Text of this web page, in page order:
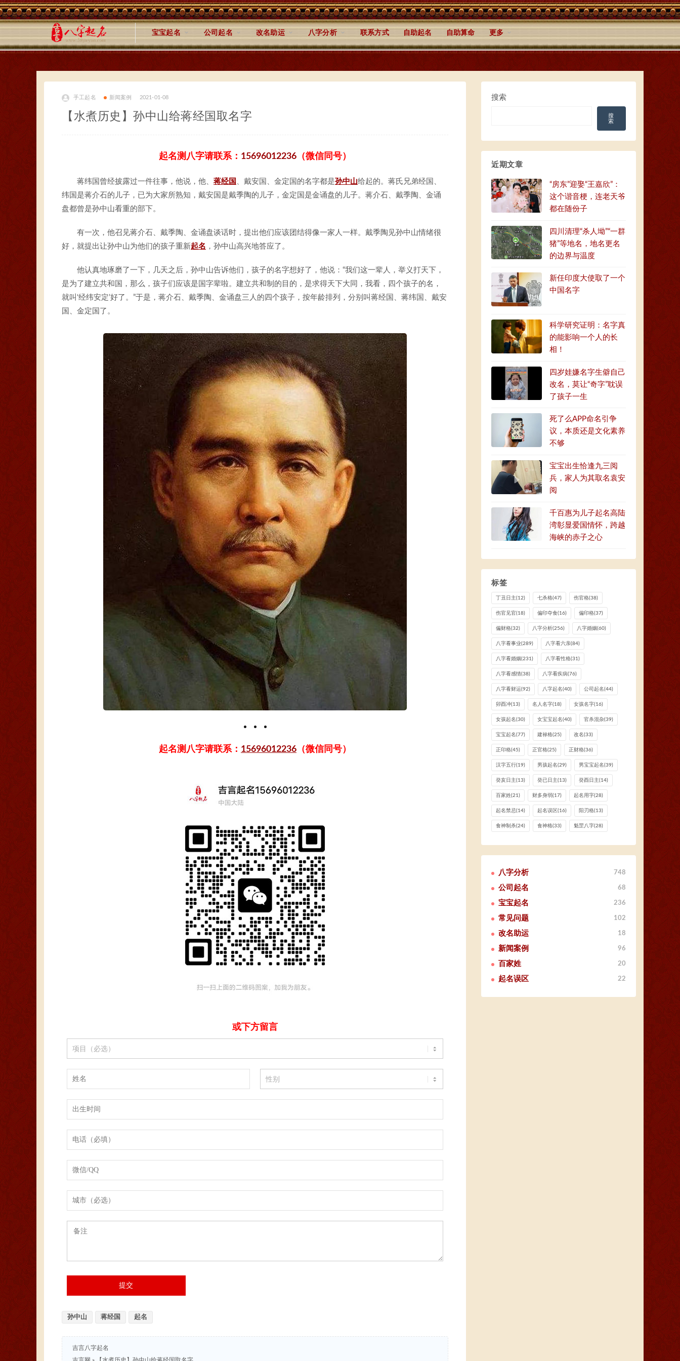
宝宝起名 公司起名 改名助运 八字分析 联系方式 自助起名 自助算命 更多
手工起名 新闻案例 2021-01-08
【水煮历史】孙中山给蒋经国取名字
起名测八字请联系： 15696012236 （微信同号）
蒋纬国曾经披露过一件往事，他说，他、 蒋经国 、戴安国、金定国的名字都是孙中山给起的。蒋氏兄弟经国、
纬国是蒋介石的儿子，已为大家所熟知，戴安国是戴季陶的儿子，金定国是金诵盘的儿子。蒋介石、戴季陶、金诵
盘都曾是孙中山看重的部下。
有一次，他召见蒋介石、戴季陶、金诵盘谈话时，提出他们应该团结得像一家人一样。戴季陶见孙中山情绪很
好，就提出让孙中山为他们的孩子重新起名 ，孙中山高兴地答应了。
他认真地琢磨了一下，几天之后，孙中山告诉他们，孩子的名字想好了，他说：“我们这一辈人，举义打天下，
是为了建立共和国，那么，孩子们应该是国字辈啦。建立共和制的目的，是求得天下大同，我看，四个孩子的名，
就叫‘经纬安定’好了。”于是，蒋介石、戴季陶、金诵盘三人的四个孩子，按年龄排列，分别叫蒋经国、蒋纬国、戴安
国、金定国了。
起名测八字请联系： 15696012236 （微信同号）
或下方留言
孙中山 蒋经国 起名
吉言八字起名
搜索
搜
索
近期文章
“房东”迎娶“王嘉欣”：
这个谐音梗，连老天爷
都在随份子
四川清理“杀人坳”“一群
猪”等地名，地名更名
的边界与温度
新任印度大使取了一个
中国名字
科学研究证明：名字真
的能影响一个人的长
相！
四岁娃嫌名字生僻自己
改名，莫让“奇字”耽误
了孩子一生
死了么APP命名引争
议，本质还是文化素养
不够
宝宝出生恰逢九三阅
兵，家人为其取名袁安
阅
千百惠为儿子起名高陆
湾彰显爱国情怀，跨越
海峡的赤子之心
标签
丁丑日主(12) 七杀格(47) 伤官格(38)
伤官见官(18) 偏印夺食(16) 偏印格(37)
偏财格(32) 八字分析(256) 八字婚姻(60)
八字看事业(289) 八字看六亲(84)
八字看婚姻(231) 八字看性格(31)
八字看感情(38) 八字看疾病(76)
八字看财运(92) 八字起名(40) 公司起名(44)
卯酉冲(13) 名人名字(18) 女孩名字(16)
女孩起名(30) 女宝宝起名(40) 官杀混杂(39)
宝宝起名(77) 建禄格(25) 改名(33)
正印格(45) 正官格(25) 正财格(36)
汉字五行(19) 男孩起名(29) 男宝宝起名(39)
癸亥日主(13) 癸已日主(13) 癸酉日主(14)
百家姓(21) 财多身弱(17) 起名用字(28)
起名禁忌(14) 起名误区(16) 阳刃格(13)
食神制杀(24) 食神格(33) 魁罡八字(28)
八字分析 748
公司起名 68
宝宝起名 236
常见问题 102
改名助运 18
新闻案例 96
百家姓 20
起名误区 22